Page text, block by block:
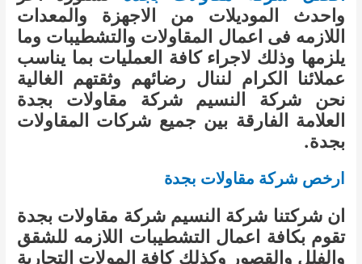
واحدث الموديلات من الاجهزة والمعدات
اللازمه فى اعمال المقاولات والتشطيبات وما
يلزمها وذلك لاجراء كافة العمليات بما يناسب
عملائنا الكرام لننال رضائهم وثقتهم الغالية
نحن شركة النسيم شركة مقاولات بجدة
العلامة الفارقة بين جميع شركات المقاولات
بجدة.
ارخص شركة مقاولات بجدة
ان شركتنا شركة النسيم شركة مقاولات بجدة
تقوم بكافة اعمال التشطيبات اللازمه للشقق
والفلل والقصور وكذلك كافة المولات التجارية